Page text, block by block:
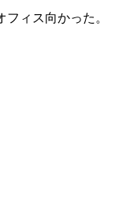
ィス向かった。